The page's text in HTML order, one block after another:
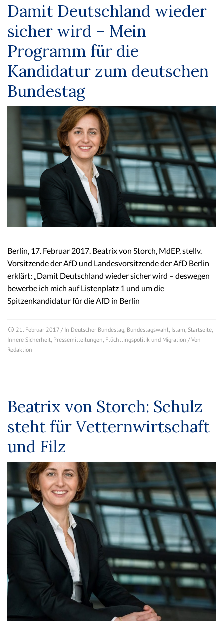
Damit Deutschland wieder
sicher wird – Mein
Programm für die
Kandidatur zum deutschen
Bundestag
Berlin, 17. Februar 2017. Beatrix von Storch, MdEP, stellv.
Vorsitzende der AfD und Landesvorsitzende der AfD Berlin
erklärt: „Damit Deutschland wieder sicher wird – deswegen
bewerbe ich mich auf Listenplatz 1 und um die
Spitzenkandidatur für die AfD in Berlin
21. Februar 2017 / In Deutscher Bundestag Bundestagswahl Islam Startseite
Innere Sicherheit Pressemitteilungen Flüchtlingspolitik und Migration / Von
Redaktion
Beatrix von Storch: Schulz
steht für Vetternwirtschaft
und Filz